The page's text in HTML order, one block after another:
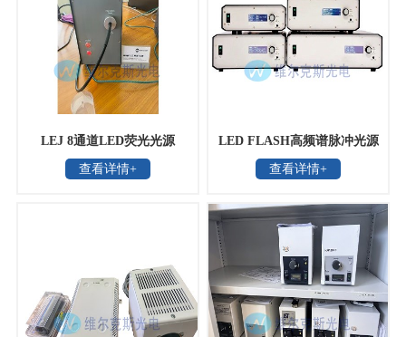
LEJ 8通道LED荧光光源
查看详情+
LED FLASH高频谱脉冲光源
查看详情+